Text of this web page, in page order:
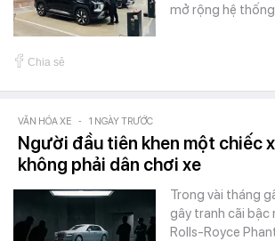
mở rộng hệ
Chia sẻ
VĂN HÓA XE - 1 NGÀY TRƯỚC
Người đầu tiên khen một chiếc
không phải dân chơi xe
Trong vài tháng
gây tranh cãi bậc
Rolls-Royce